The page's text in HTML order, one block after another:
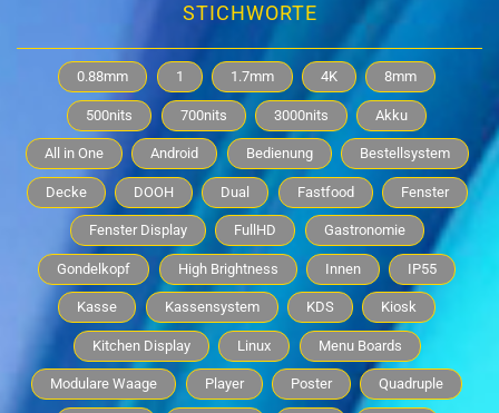
STICHWORTE
0.88mm 1 1.7mm 4K 8mm
500nits 700nits 3000nits Akku
All in One Android Bedienung Bestellsystem
Decke DOOH Dual Fastfood Fenster
Fenster Display FullHD Gastronomie
Gondelkopf High Brightness Innen IP55
Kasse Kassensystem KDS Kiosk
Kitchen Display Linux Menu Boards
Modulare Waage Player Poster Quadruple